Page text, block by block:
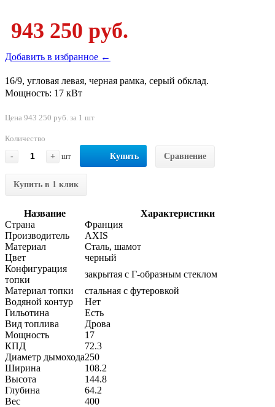
943 250 руб.
Добавить в избранное ←
16/9, угловая левая, черная рамка, серый обклад.
Мощность: 17 кВт
Цена 943 250 руб. за 1 шт
Количество
-
+ шт Купить Сравнение
Купить в 1 клик
Название
Характеристики
Страна
Франция
Производитель
AXIS
Материал
Сталь, шамот
Цвет
черный
Конфигурация
топки
закрытая с Г-образным стеклом
Материал топки
стальная с футеровкой
Водяной контур
Нет
Гильотина
Есть
Вид топлива
Дрова
Мощность
17
КПД
72.3
Диаметр дымохода250
Ширина
108.2
Высота
144.8
Глубина
64.2
Вес
400